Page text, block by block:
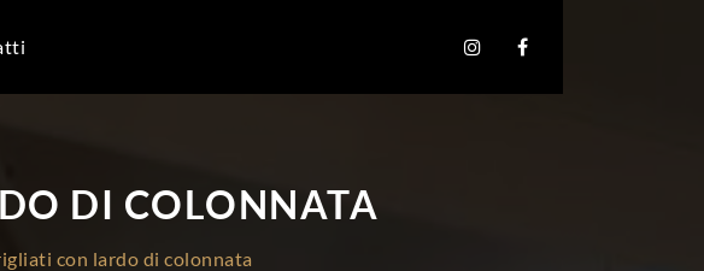
DI COLONNATA
con lardo di colonnata